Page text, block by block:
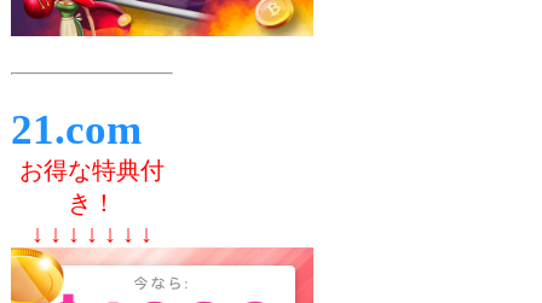
21.com
お得な特典付
き！
↓ ↓ ↓ ↓ ↓ ↓ ↓